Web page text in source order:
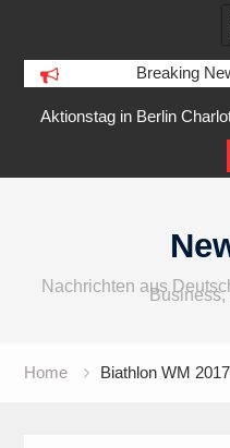
Breaking
Aktionstag in Berlin
5 August 2026 am
Nachrichten ausBusiness,
Home Biathlon WM